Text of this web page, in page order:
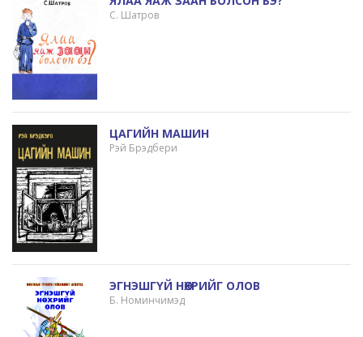
С. Шатров
ЦАГИЙН МАШИН
Рэй Брэдбери
ЭГНЭШГҮЙ НӨХРИЙГ ОЛОВ
Б. Номинчимэд